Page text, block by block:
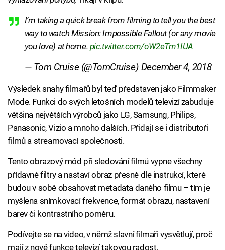
I’m taking a quick break from filming to tell you the best
way to watch Mission: Impossible Fallout (or any movie
you love) at home. pic.twitter.com/oW2eTm1IUA
— Tom Cruise (@TomCruise) December 4, 2018
Výsledek snahy filmařů byl teď představen jako Filmmaker
Mode. Funkci do svých letošních modelů televizí zabuduje
většina největších výrobců jako LG, Samsung, Philips,
Panasonic, Vizio a mnoho dalších. Přidají se i distributoři
filmů a streamovací společnosti.
Tento obrazový mód při sledování filmů vypne všechny
přídavné filtry a nastaví obraz přesně dle instrukcí, které
budou v sobě obsahovat metadata daného filmu – tím je
myšlena snímkovací frekvence, formát obrazu, nastavení
barev či kontrastního poměru.
Podívejte se na video, v němž slavní filmaři vysvětlují, proč
mají z nové funkce televizí takovou radost.